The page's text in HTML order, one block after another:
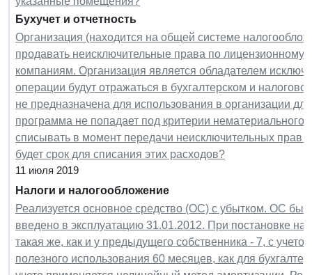
Бухучет и отчетность
Организация (находится на общей системе
продавать неисключительные права по лицензионному
компаниям. Организация является обладателем
операции будут отражаться в бухгалтерском и
не предназначена для использования в организации
программа не попадает под критерии нематериального
списывать в момент передачи неисключительных прав
будет срок для списания этих расходов?
11 июля 2019
Налоги и налогообложение
Реализуется основное средство (ОС) с убытком. ОС
введено в эксплуатацию 31.01.2012. При постановке
такая же, как и у предыдущего собственника - 7, с
полезного использования 60 месяцев, как для